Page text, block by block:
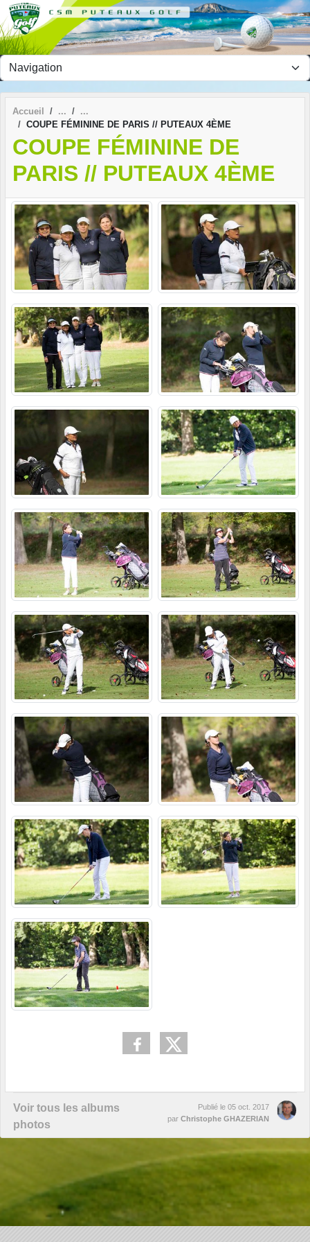
Accueil
COUPE FÉMININE DE PARIS // PUTEAUX 4ÈME
COUPE FÉMININE DE
PARIS // PUTEAUX 4ÈME
Voir tous les albums
photos
Publié le 05 oct. 2017
par Christophe GHAZERIAN
Panneau de gestion des cookies